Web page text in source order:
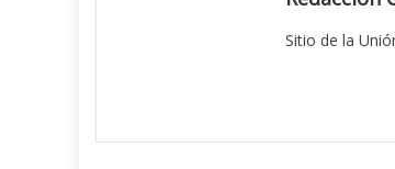
Sitio de la